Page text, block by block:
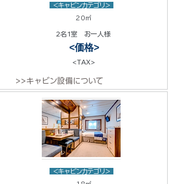
<キャビンカテゴリ>
20㎡
2名1室 お一人様
<価格>
<TAX>
>>キャビン設備について
<キャビンカテゴリ>